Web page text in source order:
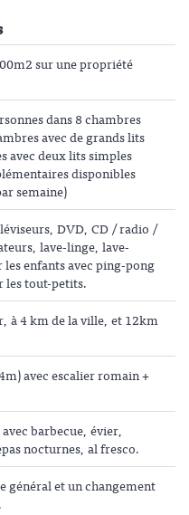
sur une propriété
dans 8 chambres
avec de grands lits
avec deux lits simples
disponibles
semaine)
DVD, CD / radio /
lave-linge, lave-
les enfants avec ping-pong
les tout-petits.
à 4 km de la ville, et 12km
avec escalier romain +
barbecue, évier,
nocturnes, al fresco.
général et un changement